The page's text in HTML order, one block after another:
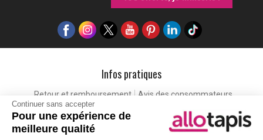
Continuer sans accepter
Pour une expérience de
meilleure qualité
Infos pratiques
Retour et remboursement
Avis des consommateurs
Tapis et paillasson personnalisé
Labels de qualité
Eco-participation
Vos avantages